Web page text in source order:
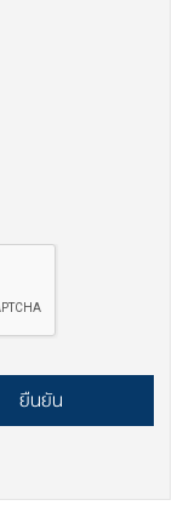
ยืนยัน